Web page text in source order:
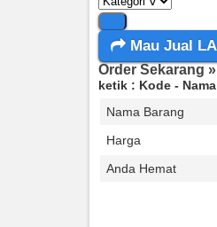
Mau Jual
Order Sekarang
ketik : Kode -
Nama Barang
Harga
Anda Hemat